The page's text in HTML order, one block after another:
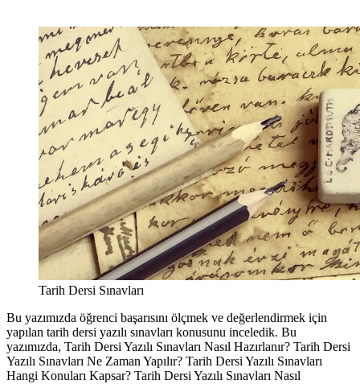
Tarih Dersi Sınavları
Bu yazımızda öğrenci başarısını ölçmek ve değerlendirmek için
yapılan tarih dersi yazılı sınavları konusunu inceledik. Bu
yazımızda, Tarih Dersi Yazılı Sınavları Nasıl Hazırlanır? Tarih Dersi
Yazılı Sınavları Ne Zaman Yapılır? Tarih Dersi Yazılı Sınavları
Hangi Konuları Kapsar? Tarih Dersi Yazılı Sınavları Nasıl